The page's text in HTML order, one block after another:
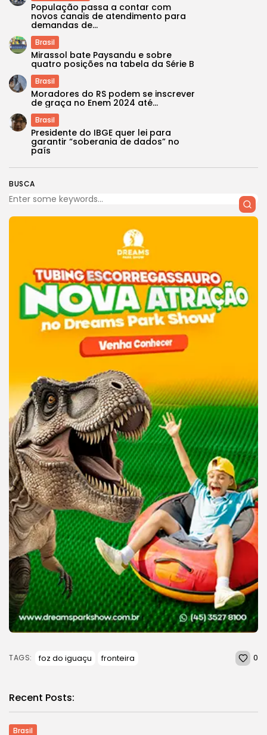
BUSCA
População passa a contar com
novos canais de atendimento para
demandas de...
Brasil
Mirassol bate Paysandu e sobre
quatro posições na tabela da Série B
Brasil
Moradores do RS podem se inscrever
de graça no Enem 2024 até...
Brasil
Presidente do IBGE quer lei para
garantir “soberania de dados” no
país
TAGS: foz do iguaçu fronteira 0
Recent Posts:
Brasil